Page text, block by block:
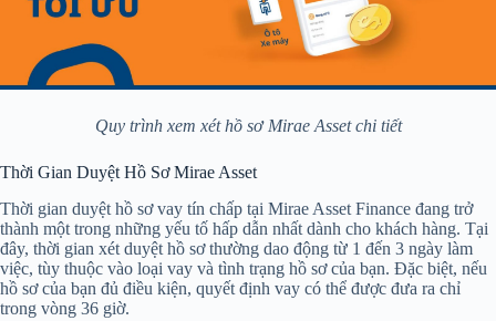
Quy trình xem xét hồ sơ Mirae Asset chi tiết
Thời Gian Duyệt Hồ Sơ Mirae Asset
Thời gian duyệt hồ sơ vay tín chấp tại Mirae Asset Finance đang trở
thành một trong những yếu tố hấp dẫn nhất dành cho khách hàng. Tại
đây, thời gian xét duyệt hồ sơ thường dao động từ 1 đến 3 ngày làm
việc, tùy thuộc vào loại vay và tình trạng hồ sơ của bạn. Đặc biệt, nếu
hồ sơ của bạn đủ điều kiện, quyết định vay có thể được đưa ra chỉ
trong vòng 36 giờ.